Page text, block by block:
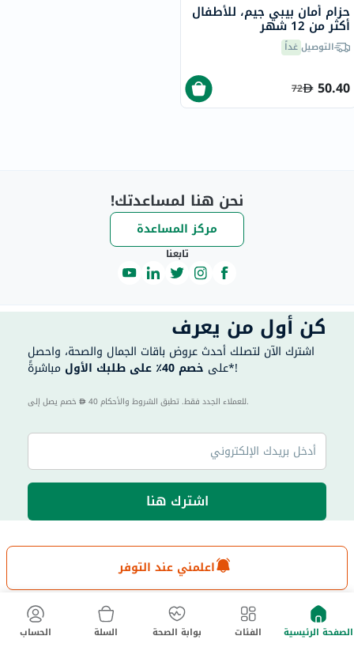
اعلمني عند التوفر
حزام أمان بيبي جيم، للأطفال
أكثر من 12 شهر
التوصيلغداً
50.40
72
نحن هنا لمساعدتك!
مركز المساعدة
تابعنا
كن أول من يعرف
اشترك الآن لتصلك أحدث عروض باقات الجمال والصحة، واحصل
على خصم 40٪ على طلبك الأول مباشرةً*!
40 للعملاء الجدد فقط. تطبق الشروط والأحكام.
اشترك هنا
الإمارات العربية المتحدة |English
ماي أستر
السجلات
المواعيد
الصفحة الرئيسية الفئات بوابة الصحة السلة الحساب